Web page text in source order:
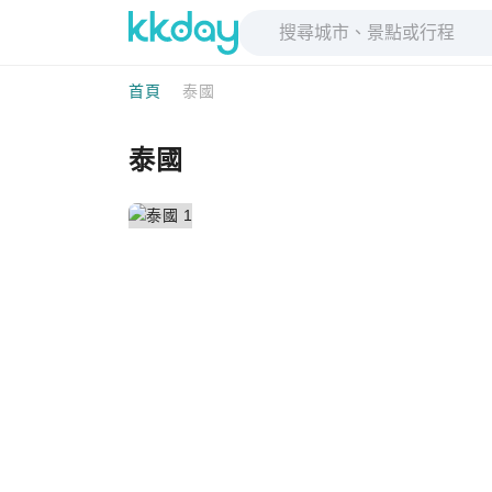
首頁 泰國
泰國